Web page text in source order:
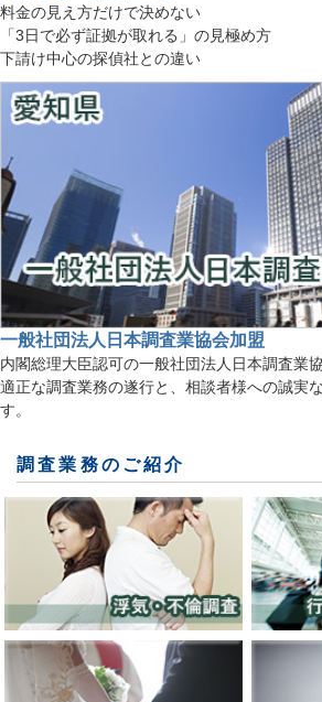
料金の見え方だけで決めない
「3日で必ず証拠が取れる」の見極め方
下請け中心の探偵社との違い
一般社団法人日本調査業協会加盟
内閣総理大臣認可の一般社団法人日本調査業
適正な調査業務の遂行と、相談者様への誠実
す。
調査業務のご紹介